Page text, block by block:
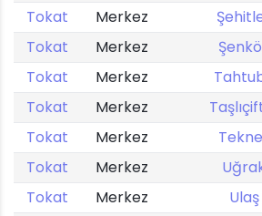
Tokat
Merkez
Tokat
Merkez
Tokat
Merkez
Tokat
Merkez
Tokat
Merkez
Tokat
Merkez
Tokat
Merkez